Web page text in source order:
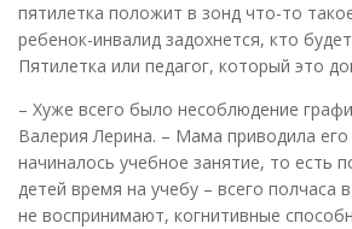
пятилетка положит в зонд что-то
ребенок-инвалид задохнется, кто
Пятилетка или педагог, который это
– Хуже всего было несоблюдение
Валерия Лерина. – Мама приводила его
начиналось учебное занятие, то есть
детей время на учебу – всего полчаса
не воспринимают, когнитивные